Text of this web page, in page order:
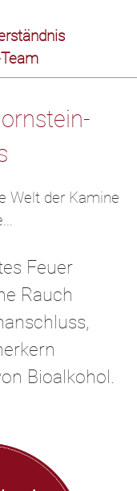
Welt der Kamine
Feuer
Rauch
Bioalkohol.